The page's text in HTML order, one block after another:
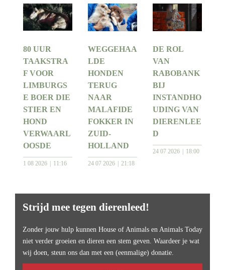
80 UUR
TAAKSTRA
F VOOR
LIMBURGS
E BOER DIE
STIER EN
HOND
VERWAARL
OOSDE
1 08 2026 11:16
WEGGEHAA
LDE
HONDEN
TERUG
NAAR
MALAFIDE
FOKKER IN
ZUID-
HOLLAND
24 07 2026 21:18
DE ROL
VAN
RABOBANK
BIJ
INSTANDHO
UDING VAN
DIERENLEE
D
24 07 2026 18:00
Strijd mee tegen dierenleed!
Zonder jouw hulp kunnen House of Animals en Animals Today
niet verder groeien en dieren een stem geven. Waardeer je wat
wij doen, steun ons dan met een (eenmalige) donatie.